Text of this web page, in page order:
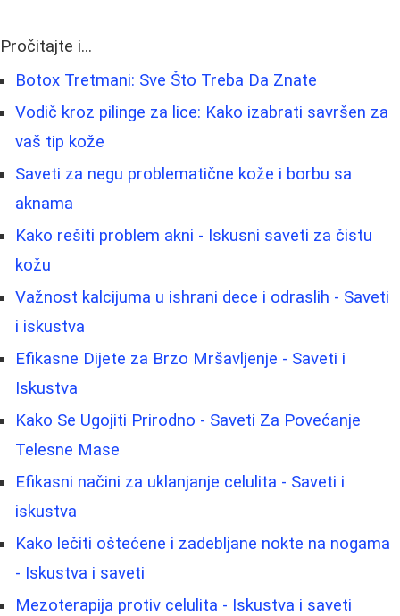
Pročitajte i...
Botox Tretmani: Sve Što Treba Da Znate
Vodič kroz pilinge za lice: Kako izabrati savršen za
vaš tip kože
Saveti za negu problematične kože i borbu sa
aknama
Kako rešiti problem akni - Iskusni saveti za čistu
kožu
Važnost kalcijuma u ishrani dece i odraslih - Saveti
i iskustva
Efikasne Dijete za Brzo Mršavljenje - Saveti i
Iskustva
Kako Se Ugojiti Prirodno - Saveti Za Povećanje
Telesne Mase
Efikasni načini za uklanjanje celulita - Saveti i
iskustva
Kako lečiti oštećene i zadebljane nokte na nogama
- Iskustva i saveti
Mezoterapija protiv celulita - Iskustva i saveti